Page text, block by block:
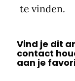
te vinden.
Vind je dit
contact
aan je